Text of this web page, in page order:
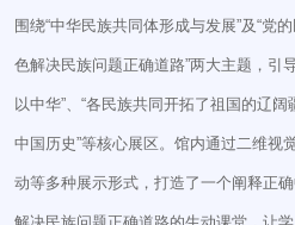
围绕“中华民族共同体形成与发展”及“
色解决民族问题正确道路”两大主题，引
以中华”、“各民族共同开拓了祖国的辽
中国历史”等核心展区。馆内通过二维视
动等多种展示形式，打造了一个阐释正